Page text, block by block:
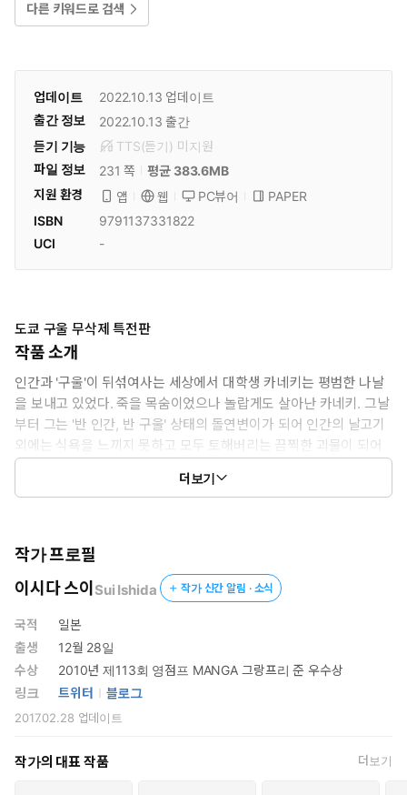
다른 키워드로 검색
업데이트 2022.10.13 업데이트
출간 정보
2022.10.13 출간
듣기 기능
TTS(듣기) 미 지원
파일 정보
231 쪽
평균 383.6MB
지원 환경
앱 웹 PC뷰어
PAPER
ISBN
9791137331822
UCI
-
도쿄 구울 무삭제 특전판
작품 소개
인간과 '구울'이 뒤섞여사는 세상에서 대학생 카네키는 평범한 나날
을 보내고 있었다. 죽을 목숨이었으나 놀랍게도 살아난 카네키. 그날
부터 그는 '반 인간, 반 구울' 상태의 돌연변이가 되어 인간의 날고기
외에는 식욕을 느끼지 못하고 모두 토해버리는 끔찍한 괴물이 되어
버리는데… TOKYO GHOUL © 2011 by Sui Ishida/SHUEISHA
더보기
작가 프로필
이시다 스이 Sui Ishida 작가 신간 알림 · 소식
국적
일본
출생
12월 28일
수상
2010년 제113회 영점프 MANGA 그랑프리 준 우수상
링크
트위터 블로그
2017.02.28 업데이트
작가의 대표 작품 더보기